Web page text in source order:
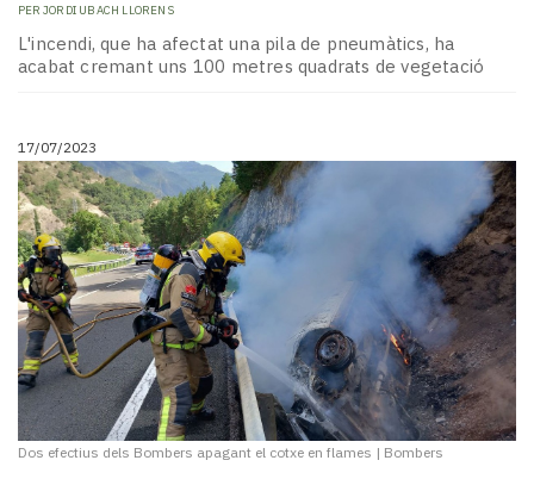
PER JORDI UBACH LLORENS
L'incendi, que ha afectat una pila de pneumàtics, ha
acabat cremant uns 100 metres quadrats de vegetació
17/07/2023
Dos efectius dels Bombers apagant el cotxe en flames | Bombers